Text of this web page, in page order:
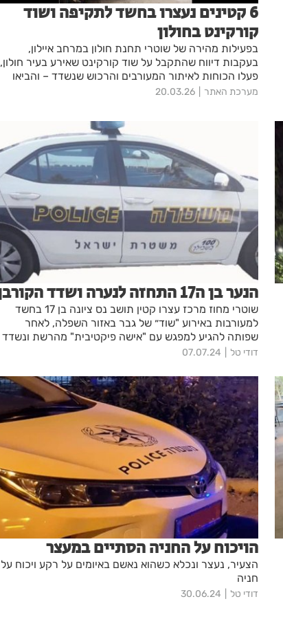
6 קטינים נעצרו בחשד לתקיפה ושוד
קורקינט בחולון
בפעילות מהירה של שוטרי תחנת חולון במרחב איילון,
בעקבות דיווח שהתקבל על שוד קורקינט שאירע בעיר חולון,
פעלו הכוחות לאיתור המעורבים והרכוש שנשדד – והביאו
מערכת האתר 20.03.26
הנער בן ה17 התחזה לנערה ושדד הקורבן
שוטרי מחוז מרכז עצרו קטין תושב נס ציונה בן 17 בחשד
למעורבות באירוע "שוד״ של גבר באזור השפלה, לאחר
שפותה להגיע למפגש עם "אישה פיקטיבית" מהרשת ונשדד
על ידי מספר חשודים
דודי טל 07.07.24
הויכוח על החניה הסתיים במעצר
הצעיר, נעצר ונכלא כשהוא נאשם באיומים על רקע ויכוח על
חניה
דודי טל 30.06.24